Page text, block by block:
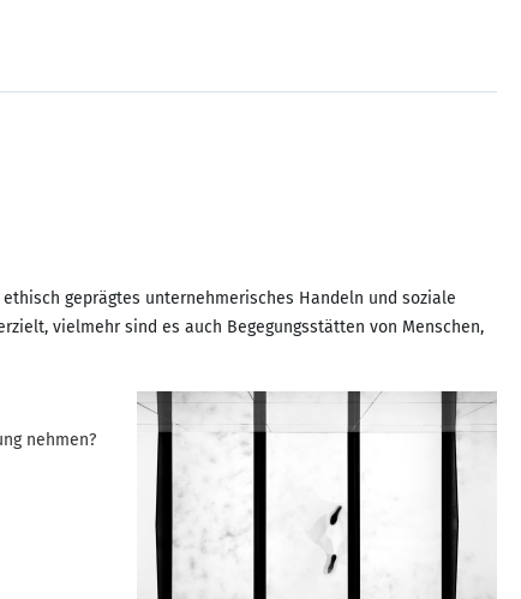
geprägtes unternehmerisches Handeln und soziale
vielmehr sind es auch Begegungsstätten von Menschen,
nehmen?